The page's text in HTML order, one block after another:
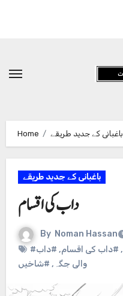
Content
Home باغبانی کے جدید طریقے
باغبانی کے جدید طریقے
داب کی اقسام
By Noman Hassan
, #داب کی اقسام, #داب
والی جگہ , #شاخیں